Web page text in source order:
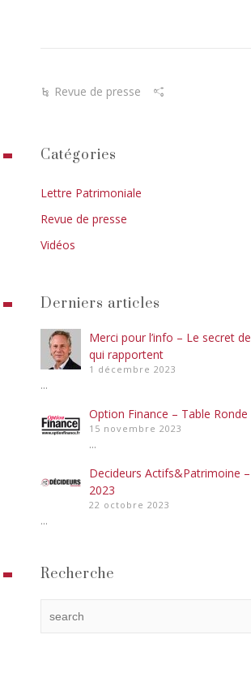
Revue de presse
Catégories
Lettre Patrimoniale
Revue de presse
Vidéos
Derniers articles
Merci pour l’info – Le secret
qui rapportent
1 décembre 2023
...
Option Finance – Table
15 novembre 2023
...
Decideurs Actifs&Patrimoine
2023
22 octobre 2023
...
Recherche